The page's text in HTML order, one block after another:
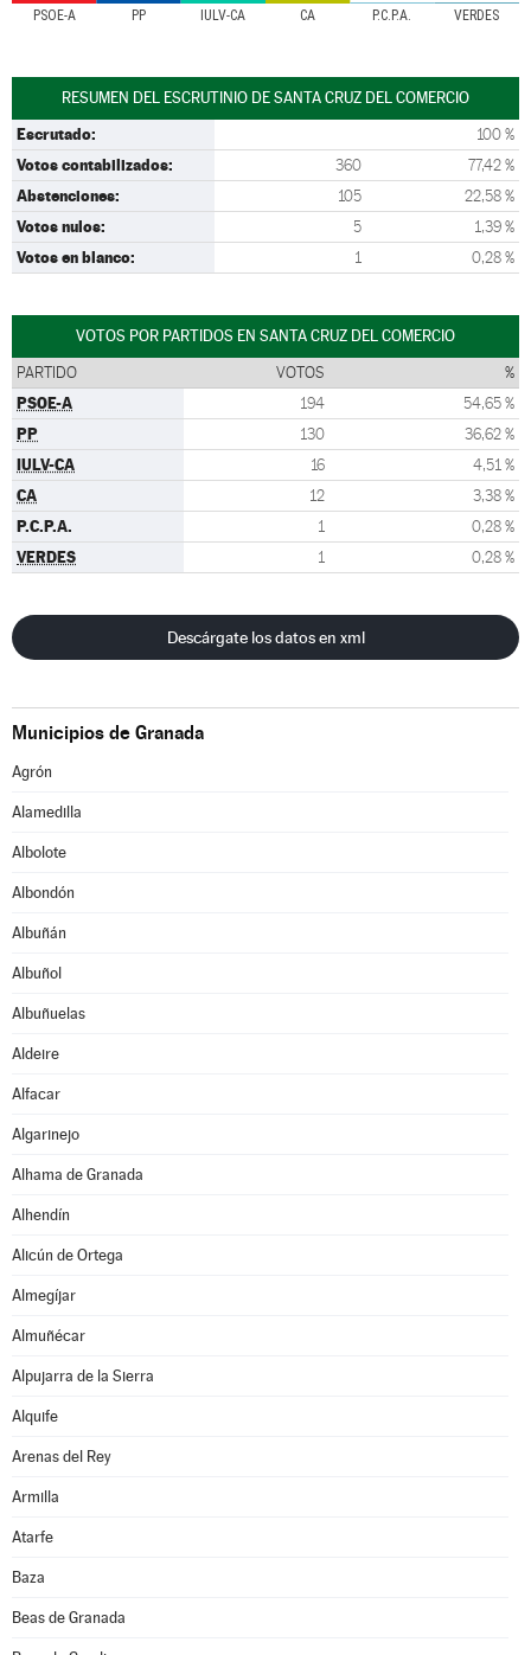
PSOE-A PP IULV-CA CA P.C.P.A. VERDES
RESUMEN DEL ESCRUTINIO DE SANTA CRUZ DEL COMERCIO
Escrutado: 100 %
Votos contabilizados: 360 77,42 %
Abstenciones: 105 22,58 %
Votos nulos: 5 1,39 %
Votos en blanco: 1 0,28 %
VOTOS POR PARTIDOS EN SANTA CRUZ DEL COMERCIO
PARTIDO VOTOS %
PSOE-A 194 54,65 %
PP 130 36,62 %
IULV-CA 16 4,51 %
CA 12 3,38 %
P.C.P.A. 1 0,28 %
VERDES 1 0,28 %
Descárgate los datos en xml
Municipios de Granada
Agrón
Alamedilla
Albolote
Albondón
Albuñán
Albuñol
Albuñuelas
Aldeire
Alfacar
Algarinejo
Alhama de Granada
Alhendín
Alicún de Ortega
Almegíjar
Almuñécar
Alpujarra de la Sierra
Alquife
Arenas del Rey
Armilla
Atarfe
Baza
Beas de Granada